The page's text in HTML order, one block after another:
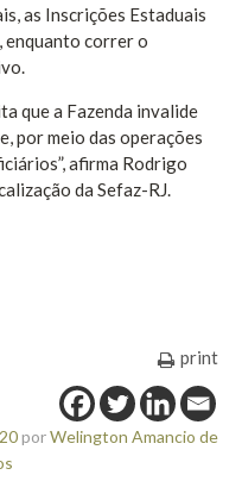
as Inscrições Estaduais
enquanto correr o
que a Fazenda invalide
por meio das operações
afirma Rodrigo
da Sefaz-RJ.
print
porWelington Amancio de